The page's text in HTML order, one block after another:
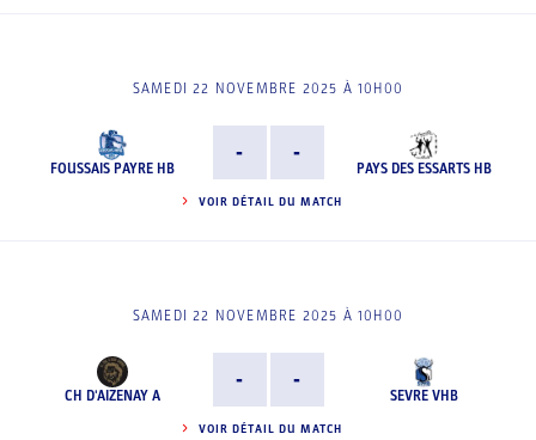
SAMEDI 22 NOVEMBRE 2025 À 10H00
FOUSSAIS PAYRE HB
- -
PAYS DES ESSARTS HB
VOIR DÉTAIL DU MATCH
SAMEDI 22 NOVEMBRE 2025 À 10H00
CH D'AIZENAY A
- -
SEVRE VHB
VOIR DÉTAIL DU MATCH